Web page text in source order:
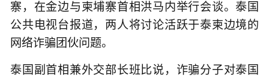
寨，在金边与柬埔寨首相洪马内举行会谈。泰国
公共电视台报道，两人将讨论活跃于泰柬边境的
网络诈骗团伙问题。
泰国副首相兼外交部长班比说，诈骗分子对泰国